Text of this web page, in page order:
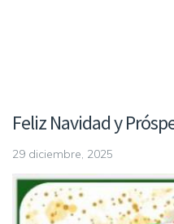
Feliz Navidad y
29 diciembre, 2025